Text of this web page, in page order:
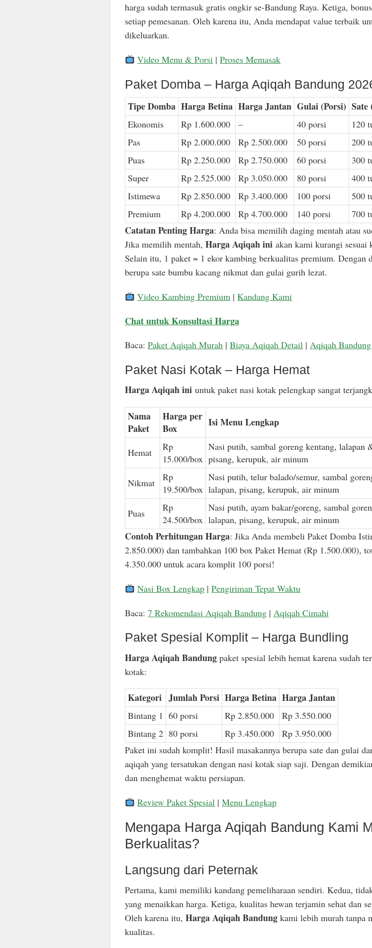
harga sudah termasuk gratis ongkir se-Bandung Raya. Ketiga,
setiap pemesanan. Oleh karena itu, Anda mendapat value terbaik
dikeluarkan.
Video Menu & Porsi |Proses Memasak
Paket Domba – Harga Aqiqah Bandung
Tipe Domba Harga Betina Harga Jantan Gulai (Porsi) Sate
Ekonomis Rp 1.600.000 – 40 porsi
120
Pas
Rp 2.000.000 Rp 2.500.000 50 porsi
200
Puas
Rp 2.250.000 Rp 2.750.000 60 porsi
300
Super
Rp 2.525.000 Rp 3.050.000 80 porsi
400
Istimewa
Rp 2.850.000 Rp 3.400.000 100 porsi
500
Premium
Rp 4.200.000 Rp 4.700.000 140 porsi 700
Catatan Penting Harga: Anda bisa memilih daging mentah atau
Jika memilih mentah, Harga Aqiqah iniakan kami kurangi sesuai
Selain itu, 1 paket = 1 ekor kambing berkualitas premium. Dengan
berupa sate bumbu kacang nikmat dan gulai gurih lezat.
Video Kambing Premium |Kandang Kami
Chat untuk Konsultasi Harga
Baca: Paket Aqiqah Murah| Biaya Aqiqah Detail| Aqiqah
Paket Nasi Kotak – Harga Hemat
Harga Aqiqah iniuntuk paket nasi kotak pelengkap sangat
Nama
Paket
Harga per
Box
Isi Menu Lengkap
Hemat
Rp
15.000/box
Nasi putih, sambal goreng kentang, lalapan
pisang, kerupuk, air minum
Nikmat
Rp
19.500/box
Nasi putih, telur balado/semur, sambal
lalapan, pisang, kerupuk, air minum
Puas
Rp
24.500/box
Nasi putih, ayam bakar/goreng, sambal
lalapan, pisang, kerupuk, air minum
Contoh Perhitungan Harga: Jika Anda membeli Paket Domba
2.850.000) dan tambahkan 100 box Paket Hemat (Rp 1.500.000),
4.350.000 untuk acara komplit 100 porsi!
Nasi Box Lengkap |Pengiriman Tepat Waktu
Baca: 7 Rekomendasi Aqiqah Bandung| Aqiqah Cimahi
Paket Spesial Komplit – Harga Bundling
Harga Aqiqah Bandungpaket spesial lebih hemat karena sudah
kotak:
Kategori Jumlah Porsi Harga Betina Harga Jantan
Bintang 1 60 porsi Rp 2.850.000
Rp 3.550.000
Bintang 2 80 porsi Rp 3.450.000
Rp 3.950.000
Paket ini sudah komplit! Hasil masakannya berupa sate dan gulai
aqiqah yang tersatukan dengan nasi kotak siap saji. Dengan
dan menghemat waktu persiapan.
Review Paket Spesial |Menu Lengkap
Mengapa Harga Aqiqah Bandung Kami
Berkualitas?
Langsung dari Peternak
Pertama, kami memiliki kandang pemeliharaan sendiri. Kedua,
yang menaikkan harga. Ketiga, kualitas hewan terjamin sehat dan
Oleh karena itu, Harga Aqiqah Bandungkami lebih murah tanpa
kualitas.